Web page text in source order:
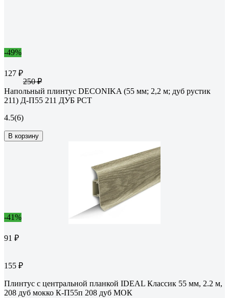
-49%
127 ₽
250 ₽
Напольный плинтус DECONIKA (55 мм; 2,2 м; дуб рустик
211) Д-П55 211 ДУБ РСТ
4.5(6)
В корзину
-41%
91 ₽
155 ₽
Плинтус с центральной планкой IDEAL Классик 55 мм, 2.2 м,
208 дуб мокко К-П55п 208 дуб МОК